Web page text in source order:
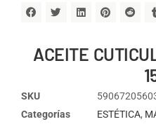
ACEITE
SKU
Categorías
ESTÉTICA,